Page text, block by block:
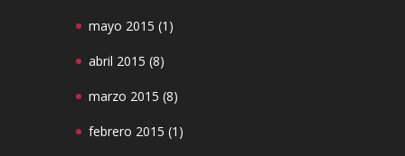
mayo 2015 (1)
abril 2015 (8)
marzo 2015 (8)
febrero 2015 (1)